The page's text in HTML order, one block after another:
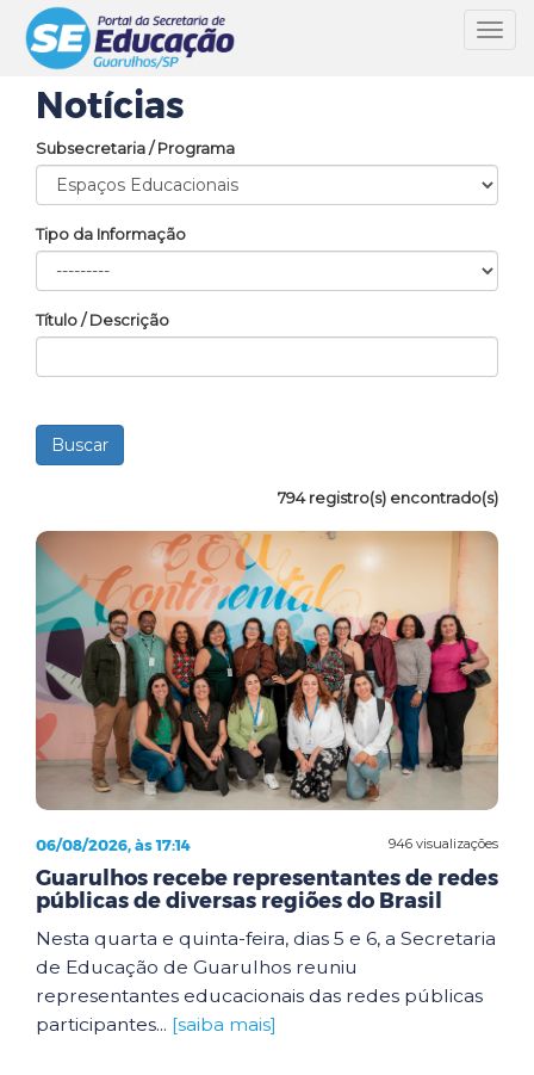
Notícias
Subsecretaria / Programa
Tipo da Informação
Título / Descrição
794 registro(s) encontrado(s)
946 visualizações
06/08/2026, às 17:14
Guarulhos recebe representantes de redes
públicas de diversas regiões do Brasil
Nesta quarta e quinta-feira, dias 5 e 6, a Secretaria
de Educação de Guarulhos reuniu
representantes educacionais das redes públicas
participantes... [saiba mais]